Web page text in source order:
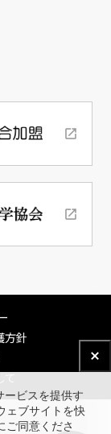
方針
て
ービスを提供す
ェブサイトを快
ご同意くださ